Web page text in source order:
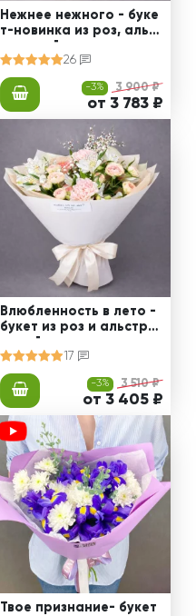
Нежнее нежного - буке
т-новинка из роз, альст
ромерий и калл
26
-3% 3 900 ₽
от 3 783 ₽
Влюбленность в лето -
букет из роз и альстро
мерий
17
-3% 3 510 ₽
от 3 405 ₽
Твое признание- букет